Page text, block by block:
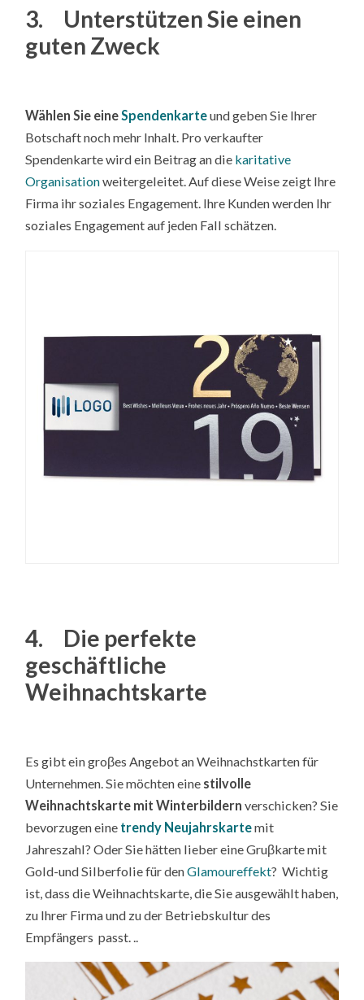
3. Unterstützen Sie einen
guten Zweck
Wählen Sie eineSpendenkarteund geben Sie Ihrer
Botschaft noch mehr Inhalt. Pro verkaufter
Spendenkarte wird ein Beitrag an die karitative
Organisationweitergeleitet. Auf diese Weise zeigt Ihre
Firma ihr soziales Engagement. Ihre Kunden werden Ihr
soziales Engagement auf jeden Fall schätzen.
4. Die perfekte
geschäftliche
Weihnachtskarte
Es gibt ein groβes Angebot an Weihnachstkarten für
Unternehmen. Sie möchten eine stilvolle
Weihnachtskarte mit Winterbildern verschicken? Sie
bevorzugen eine trendy Neujahrskartemit
Jahreszahl? Oder Sie hätten lieber eine Gruβkarte mit
Gold-und Silberfolie für denGlamoureffekt? Wichtig
ist, dass die Weihnachtskarte, die Sie ausgewählt haben,
zu Ihrer Firma und zu der Betriebskultur des
Empfängers passt. ..